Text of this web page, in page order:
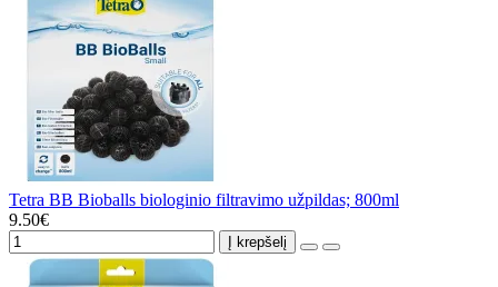
Tetra BB Bioballs biologinio filtravimo užpildas; 800ml
9.50€
Į krepšelį